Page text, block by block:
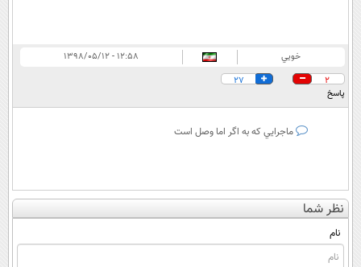
خويي
۱۲:۵۸ - ۱۳۹۸/۰۵/۱۲
2
27
پاسخ
ماجرايي كه به اگر اما وصل است
نظر شما
نام